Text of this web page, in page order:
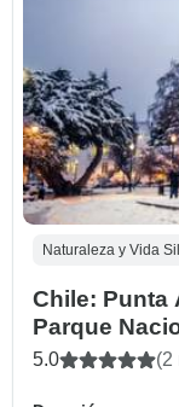
Naturaleza y Vida
Chile: Punta
Parque
5.0 (2